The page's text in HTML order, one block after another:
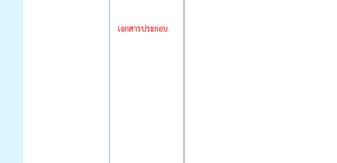
เอกสารประกอบ